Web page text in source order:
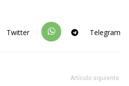
Twitter Telegram
Artículo siguiente